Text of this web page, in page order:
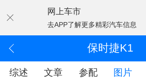
网上车市
去APP了解更多精彩汽车信息
保时捷K1
综述 文章 参配 图片